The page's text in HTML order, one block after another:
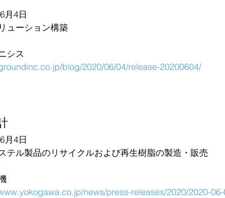
月4日
ューション構築
シス
blog/2020/06/04/release-20200604/
月4日
テル製品のリサイクルおよび再生樹脂の製造・販売
news/press-releases/2020/2020-